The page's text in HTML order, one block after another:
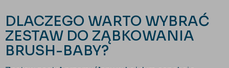
DLACZEGO WARTO WYBRAĆ
ZESTAW DO ZĄBKOWANIA
BRUSH-BABY?